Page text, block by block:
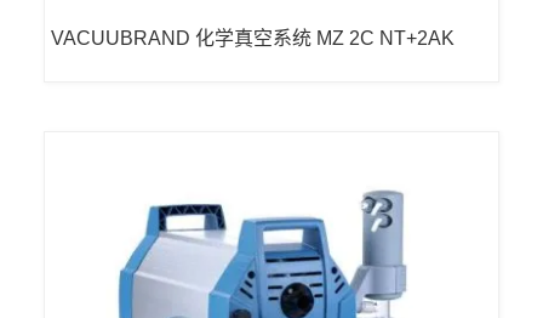
VACUUBRAND 化学真空系统 MZ 2C NT+2AK